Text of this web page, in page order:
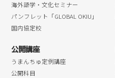
海外語学・文化セミナー
パンフレット「GLOBAL OKIU」
国内協定校
公開講座
うまんちゅ定例講座
公開科目